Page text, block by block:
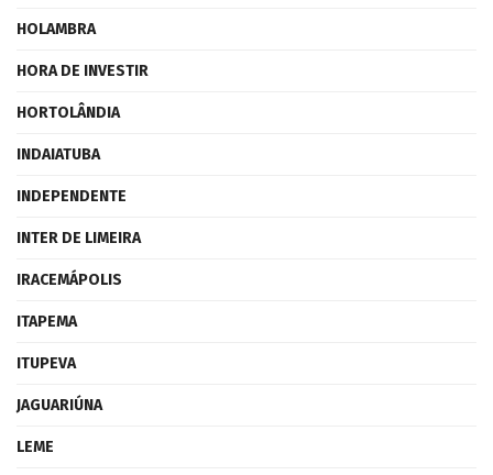
HOLAMBRA
HORA DE INVESTIR
HORTOLÂNDIA
INDAIATUBA
INDEPENDENTE
INTER DE LIMEIRA
IRACEMÁPOLIS
ITAPEMA
ITUPEVA
JAGUARIÚNA
LEME